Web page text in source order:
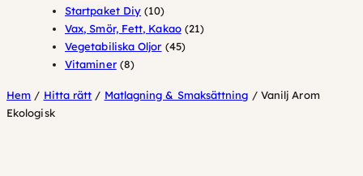
produkter
Startpaket Diy 1010
produkter
Vax, Smör, Fett, Kakao 2121
Vegetabiliska Oljor 4545
Vitaminer 88
Hem / Hitta rätt / Matlagning & Smaksättning / Vanilj Arom
Ekologisk